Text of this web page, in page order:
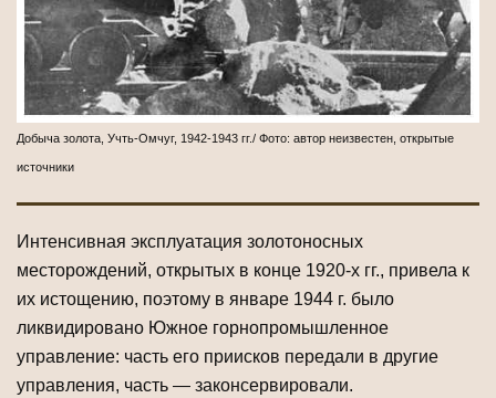
Добыча золота, Учть-Омчуг, 1942-1943 гг./ Фото: автор неизвестен, открытые
источники
Интенсивная эксплуатация золотоносных
месторождений, открытых в конце 1920-х гг., привела к
их истощению, поэтому в январе 1944 г. было
ликвидировано Южное горнопромышленное
управление: часть его приисков передали в другие
управления, часть — законсервировали.